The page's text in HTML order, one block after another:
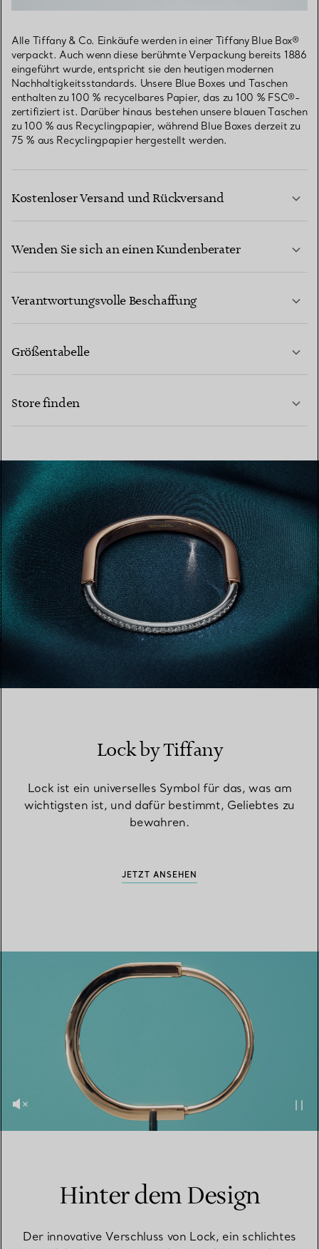
Alle Tiffany & Co. Einkäufe werden in einer Tiffany Blue Box®
verpackt. Auch wenn diese berühmte Verpackung bereits 1886
eingeführt wurde, entspricht sie den heutigen modernen
Nachhaltigkeitsstandards. Unsere Blue Boxes und Taschen
enthalten zu 100 % recycelbares Papier, das zu 100 % FSC®-
zertifiziert ist. Darüber hinaus bestehen unsere blauen Taschen
zu 100 % aus Recyclingpapier, während Blue Boxes derzeit zu
75 % aus Recyclingpapier hergestellt werden.
Kostenloser Versand und Rückversand
Wenden Sie sich an einen Kundenberater
Verantwortungsvolle Beschaffung
Größentabelle
Store finden
EINEN STORE IN IHRER NÄHE FINDEN
Lock by Tiffany
Lock ist ein universelles Symbol für das, was am
wichtigsten ist, und dafür bestimmt, Geliebtes zu
bewahren.
JETZT ANSEHEN
Hinter dem Design
Der innovative Verschluss von Lock, ein schlichtes